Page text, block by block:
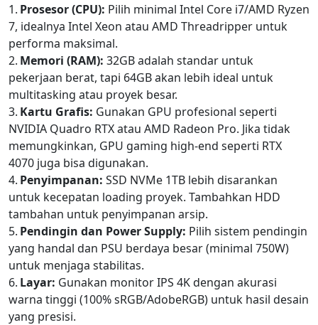
1. Prosesor (CPU): Pilih minimal Intel Core i7/AMD Ryzen
7, idealnya Intel Xeon atau AMD Threadripper untuk
performa maksimal.
2. Memori (RAM): 32GB adalah standar untuk
pekerjaan berat, tapi 64GB akan lebih ideal untuk
multitasking atau proyek besar.
3. Kartu Grafis: Gunakan GPU profesional seperti
NVIDIA Quadro RTX atau AMD Radeon Pro. Jika tidak
memungkinkan, GPU gaming high-end seperti RTX
4070 juga bisa digunakan.
4. Penyimpanan: SSD NVMe 1TB lebih disarankan
untuk kecepatan loading proyek. Tambahkan HDD
tambahan untuk penyimpanan arsip.
5. Pendingin dan Power Supply: Pilih sistem pendingin
yang handal dan PSU berdaya besar (minimal 750W)
untuk menjaga stabilitas.
6. Layar: Gunakan monitor IPS 4K dengan akurasi
warna tinggi (100% sRGB/AdobeRGB) untuk hasil desain
yang presisi.